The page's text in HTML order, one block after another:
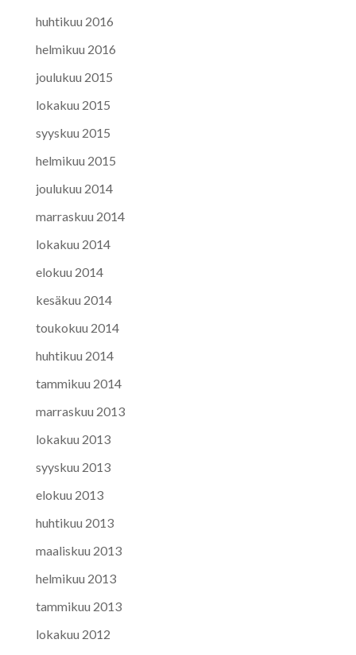
huhtikuu 2016
helmikuu 2016
joulukuu 2015
lokakuu 2015
syyskuu 2015
helmikuu 2015
joulukuu 2014
marraskuu 2014
lokakuu 2014
elokuu 2014
kesäkuu 2014
toukokuu 2014
huhtikuu 2014
tammikuu 2014
marraskuu 2013
lokakuu 2013
syyskuu 2013
elokuu 2013
huhtikuu 2013
maaliskuu 2013
helmikuu 2013
tammikuu 2013
lokakuu 2012